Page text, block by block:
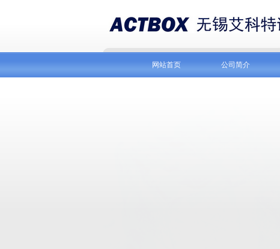
网站首页 公司简介